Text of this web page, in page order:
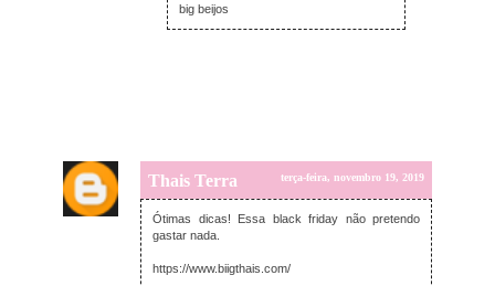
big beijos
Thais Terra terça-feira, novembro 19, 2019
Ótimas dicas! Essa black friday não pretendo
gastar nada.
https://www.biigthais.com/